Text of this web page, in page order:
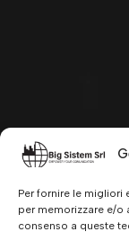
Per fornire le migliori
per memorizzare e/o
consenso a queste